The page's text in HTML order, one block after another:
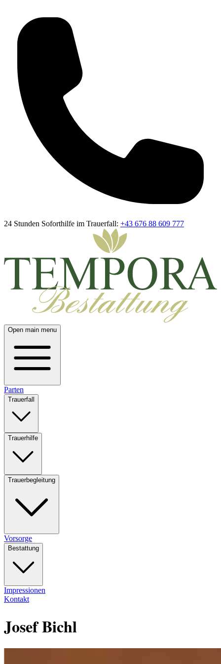
24 Stunden Soforthilfe im Trauerfall: +43 676 88 609 777
Open main menu
Parten
Trauerfall
Trauerhilfe
Trauerbegleitung
Vorsorge
Bestattung
Impressionen
Kontakt
Josef Bichl